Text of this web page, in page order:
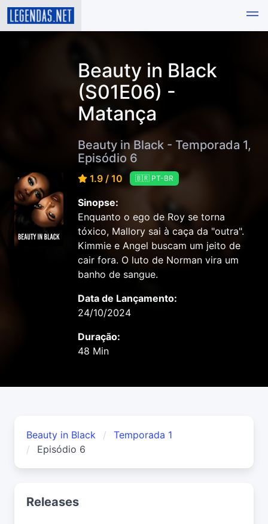
Beauty in Black
(S01E06) -
Matança
Beauty in Black - Temporada 1,
Episódio 6
1.9 / 10 🇧🇷 PT-BR
Sinopse:
Enquanto o ego de Roy se torna
tóxico, Mallory sai à caça da "outra".
Kimmie e Angel buscam um jeito de
cair fora. O luto de Norman vira um
banho de sangue.
Data de Lançamento:
24/10/2024
Duração:
48 Min
Beauty in Black
Temporada 1
Episódio 6
Releases